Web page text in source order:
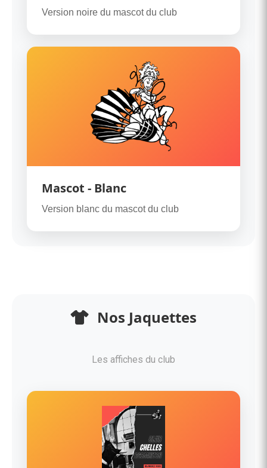
Version noire du mascot du club
Mascot - Blanc
Version blanc du mascot du club
Nos Jaquettes
Les affiches du club